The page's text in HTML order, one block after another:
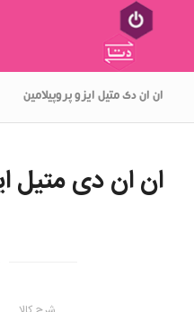
ان ان دی متیل ایزو پروپیلامین
ان ان دی متیل